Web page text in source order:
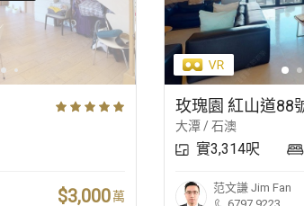
$3,000萬
大潭 / 石澳
實3,314呎
范文謙 Jim Fan